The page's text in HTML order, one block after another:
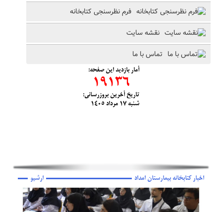
فرم نظرسنجی کتابخانه
نقشه سایت
تماس با ما
آمار بازديد این صفحه:
19136
تاریخ آخرین بروزرسانی:
شنبه ١٧ مرداد ١٤٠٥
اخبار کتابخانه بیمارستان امداد ارشیو